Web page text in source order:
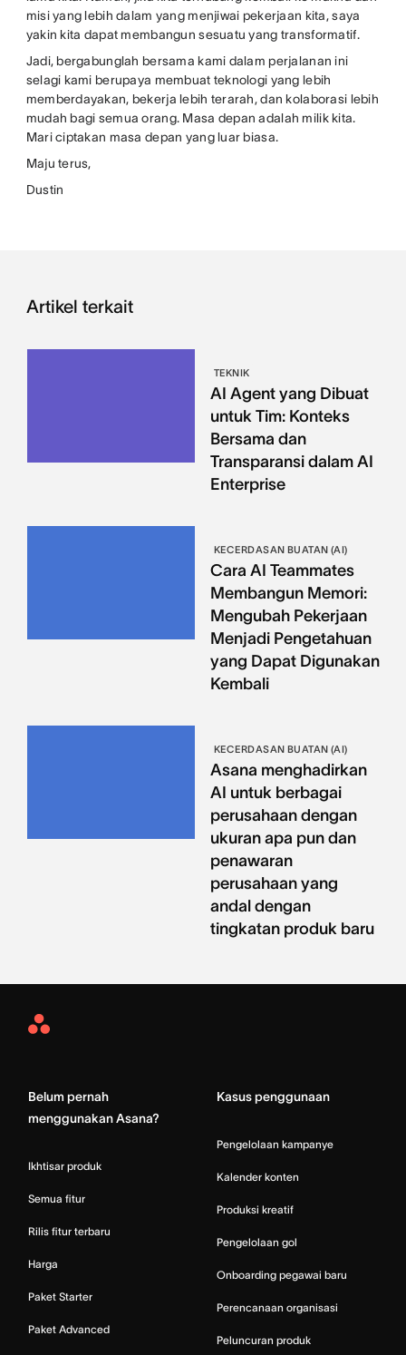
misi yang lebih dalam yang menjiwai pekerjaan kita, saya
yakin kita dapat membangun sesuatu yang transformatif.
Jadi, bergabunglah bersama kami dalam perjalanan ini
selagi kami berupaya membuat teknologi yang lebih
memberdayakan, bekerja lebih terarah, dan kolaborasi lebih
mudah bagi semua orang. Masa depan adalah milik kita.
Mari ciptakan masa depan yang luar biasa.
Maju terus,
Dustin
Artikel terkait
TEKNIK
AI Agent yang Dibuat
untuk Tim: Konteks
Bersama dan
Transparansi dalam AI
Enterprise
KECERDASAN BUATAN (AI)
Cara AI Teammates
Membangun Memori:
Mengubah Pekerjaan
Menjadi Pengetahuan
yang Dapat Digunakan
Kembali
KECERDASAN BUATAN (AI)
Asana menghadirkan
AI untuk berbagai
perusahaan dengan
ukuran apa pun dan
penawaran
perusahaan yang
andal dengan
tingkatan produk baru
Asana
Belum pernah
menggunakan Asana?
Ikhtisar produk
Semua fitur
Rilis fitur terbaru
Harga
Paket Starter
Paket Advanced
Kasus penggunaan
Pengelolaan kampanye
Kalender konten
Produksi kreatif
Pengelolaan gol
Onboarding pegawai baru
Perencanaan organisasi
Peluncuran produk